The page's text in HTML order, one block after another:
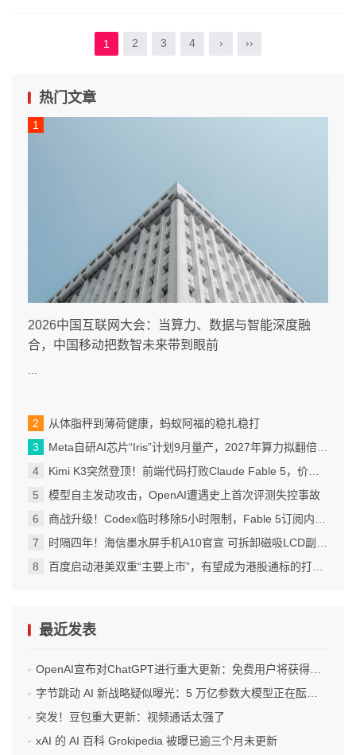
1 2 3 4 › ››
热门文章
2026中国互联网大会：当算力、数据与智能深度融
合，中国移动把数智未来带到眼前
从体脂秤到薄荷健康，蚂蚁阿福的稳扎稳打
Meta自研AI芯片“Iris”计划9月量产，2027年算力拟翻倍至14吉瓦
Kimi K3突然登顶！前端代码打败Claude Fable 5，价格也涨到了美国档
模型自主发动攻击，OpenAI遭遇史上首次评测失控事故
商战升级！Codex临时移除5小时限制，Fable 5订阅内访问再延7天
时隔四年！海信墨水屏手机A10官宣 可拆卸磁吸LCD副屏 4nm芯片
百度启动港美双重“主要上市”，有望成为港股通标的打开增量空间
最近发表
OpenAI宣布对ChatGPT进行重大更新：免费用户将获得无限次数的文字聊天权限
字节跳动 AI 新战略疑似曝光：5 万亿参数大模型正在酝酿？
突发！豆包重大更新：视频通话太强了
xAI 的 AI 百科 Grokipedia 被曝已逾三个月未更新